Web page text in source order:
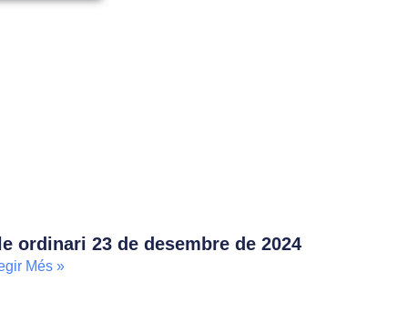
ordinari 23 de desembre de 2024
Més »